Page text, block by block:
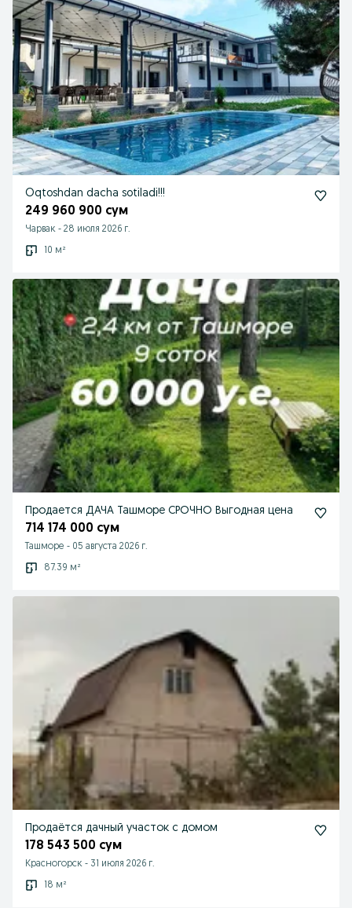
Oqtoshdan dacha sotiladi!!!
249 960 900 сум
Чарвак - 28 июля 2026 г.
10 м²
Продается ДАЧА Ташморе СРОЧНО Выгодная цена
714 174 000 сум
Ташморе - 05 августа 2026 г.
87.39 м²
Продаётся дачный участок с домом
178 543 500 сум
Красногорск - 31 июля 2026 г.
18 м²